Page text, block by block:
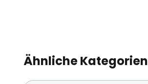
Ähnliche Kategorien